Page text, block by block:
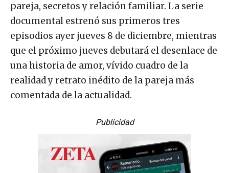
pareja, secretos y relación familiar. La serie
documental estrenó sus primeros tres
episodios ayer jueves 8 de diciembre, mientras
que el próximo jueves debutará el desenlace de
una historia de amor, vívido cuadro de la
realidad y retrato inédito de la pareja más
comentada de la actualidad.
Publicidad